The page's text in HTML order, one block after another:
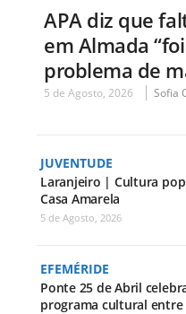
APA diz que
em Almada
problema de
5 de Agosto, 2026 Sofia
JUVENTUDE
Laranjeiro | Cultura
Casa Amarela
5 de Agosto, 2026
EFEMÉRIDE
Ponte 25 de Abril
programa cultural entre